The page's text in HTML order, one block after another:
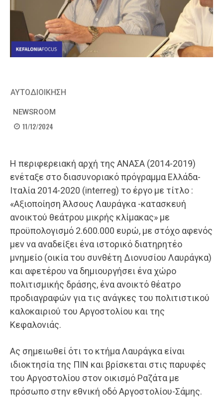
ΑΥΤΟΔΙΟΙΚΗΣΗ
NEWSROOM
11/12/2024
Η περιφερειακή αρχή της ΑΝΑΣΑ (2014-2019)
ενέταξε στο διασυνοριακό πρόγραμμα Ελλάδα-
Ιταλία 2014-2020 (interreg) το έργο με τίτλο :
«Αξιοποίηση Άλσους Λαυράγκα -κατασκευή
ανοικτού θεάτρου μικρής κλίμακας» με
προϋπολογισμό 2.600.000 ευρώ, με στόχο αφενός
μεν να αναδείξει ένα ιστορικό διατηρητέο
μνημείο (οικία του συνθέτη Διονυσίου Λαυράγκα)
και αφετέρου να δημιουργήσει ένα χώρο
πολιτισμικής δράσης, ένα ανοικτό θέατρο
προδιαγραφών για τις ανάγκες του πολιτιστικού
καλοκαιριού του Αργοστολίου και της
Κεφαλονιάς.
Ας σημειωθεί ότι το κτήμα Λαυράγκα είναι
ιδιοκτησία της ΠΙΝ και βρίσκεται στις παρυφές
του Αργοστολίου στον οικισμό Ραζάτα με
πρόσωπο στην εθνική οδό Αργοστολίου-Σάμης.